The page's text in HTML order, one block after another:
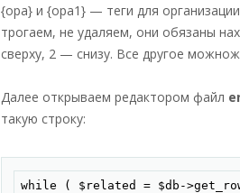
{opa} и {opa1} — теги для
трогаем, не удаляем, они обязаны
сверху, 2 — снизу. Все другое
Далее открываем редактором файл
такую строку:
while ( $related = $db-